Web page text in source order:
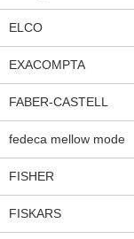
ELCO
EXACOMPTA
FABER-CASTELL
fedeca mellow mode
FISHER
FISKARS